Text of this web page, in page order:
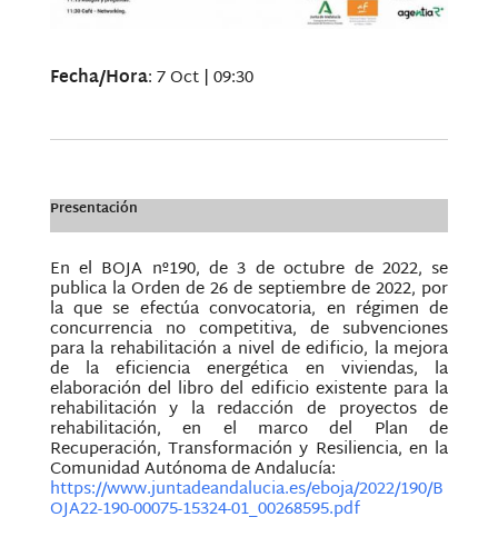
Fecha/Hora: 7 Oct | 09:30
Presentación
En el BOJA nº190, de 3 de octubre de 2022, se
publica la Orden de 26 de septiembre de 2022, por
la que se efectúa convocatoria, en régimen de
concurrencia no competitiva, de subvenciones
para la rehabilitación a nivel de edificio, la mejora
de la eficiencia energética en viviendas, la
elaboración del libro del edificio existente para la
rehabilitación y la redacción de proyectos de
rehabilitación, en el marco del Plan de
Recuperación, Transformación y Resiliencia, en la
Comunidad Autónoma de Andalucía:
https://www.juntadeandalucia.es/eboja/2022/190/B
OJA22-190-00075-15324-01_00268595.pdf